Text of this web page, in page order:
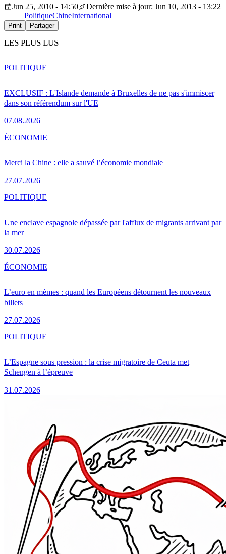
Jun 25, 2010 - 14:50
Dernière mise à jour: Jun 10, 2013 - 13:22
PolitiqueChineInternational
Print Partager
LES PLUS LUS
EXCLUSIF : L'Islande demande à Bruxelles de ne pas s'immiscer
dans son référendum sur l'UE
07.08.2026
POLITIQUE
Merci la Chine : elle a sauvé l’économie mondiale
27.07.2026
ÉCONOMIE
Une enclave espagnole dépassée par l'afflux de migrants arrivant par
la mer
30.07.2026
POLITIQUE
L’euro en mèmes : quand les Européens détournent les nouveaux
billets
27.07.2026
ÉCONOMIE
L’Espagne sous pression : la crise migratoire de Ceuta met
Schengen à l’épreuve
31.07.2026
POLITIQUE